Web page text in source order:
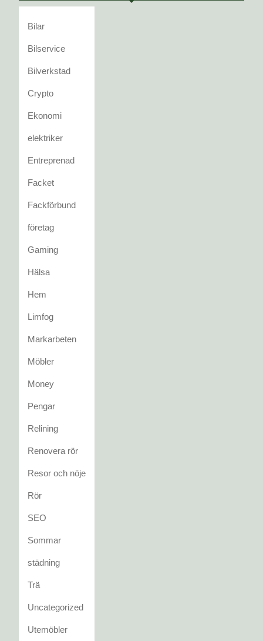
Bilar
Bilservice
Bilverkstad
Crypto
Ekonomi
elektriker
Entreprenad
Facket
Fackförbund
företag
Gaming
Hälsa
Hem
Limfog
Markarbeten
Möbler
Money
Pengar
Relining
Renovera rör
Resor och nöje
Rör
SEO
Sommar
städning
Trä
Uncategorized
Utemöbler